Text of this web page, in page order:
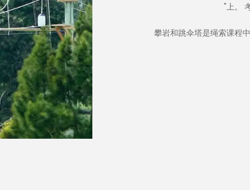
"上。
攀岩和跳伞塔是绳索课程